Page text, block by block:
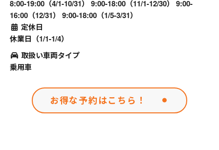
8:00-19:00（4/1-10/31） 9:00-18:00（11/1-12/30） 9:00-
16:00（12/31） 9:00-18:00（1/5-3/31）
定休日
休業日（1/1-1/4）
取扱い車両タイプ
乗用車
お得な予約はこちら！